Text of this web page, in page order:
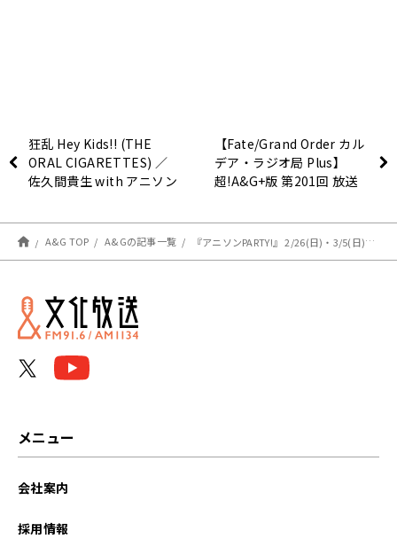
狂乱 Hey Kids!! (THE
ORAL CIGARETTES) ／
佐久間貴生 with アニソン
ングテーマ)【歌ってみ
【Fate/Grand Order カル
デア・ラジオ局 Plus】
超!A&G+版 第201回 放送
A&G TOP A&Gの記事一覧 『アニソンPARTY!』 2/26(日)・3/5(日)の放送に「ARCANA PROJECT」の桜野羽咲・花宮ハナ が決定 文化放送スタジオから世界に向けてスタジオセッションをお届け
メニュー
会社案内
採用情報